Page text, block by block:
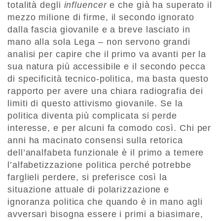
totalità degli influencere che già ha superato il
mezzo milione di firme, il secondo ignorato
dalla fascia giovanile e a breve lasciato in
mano alla sola Lega – non servono grandi
analisi per capire che il primo va avanti per la
sua natura più accessibile e il secondo pecca
di specificità tecnico-politica, ma basta questo
rapporto per avere una chiara radiografia dei
limiti di questo attivismo giovanile. Se la
politica diventa più complicata si perde
interesse, e per alcuni fa comodo così. Chi per
anni ha macinato consensi sulla retorica
dell’analfabeta funzionale è il primo a temere
l’alfabetizzazione politica perché potrebbe
farglieli perdere, si preferisce così la
situazione attuale di polarizzazione e
ignoranza politica che quando è in mano agli
avversari bisogna essere i primi a biasimare,